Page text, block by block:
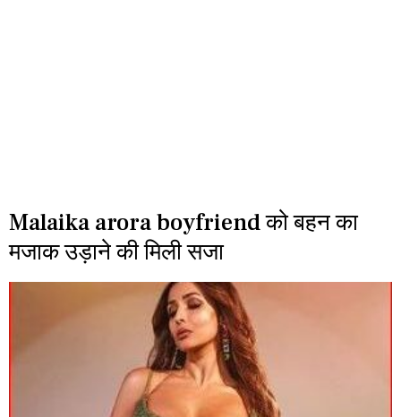
Malaika arora boyfriend को बहन का
मजाक उड़ाने की मिली सजा